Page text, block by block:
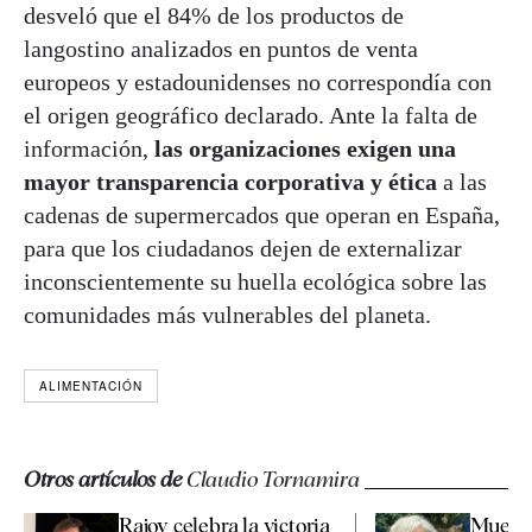
desveló que el 84% de los productos de
langostino analizados en puntos de venta
europeos y estadounidenses no correspondía con
el origen geográfico declarado. Ante la falta de
información, las organizaciones exigen una
mayor transparencia corporativa y ética a las
cadenas de supermercados que operan en España,
para que los ciudadanos dejen de externalizar
inconscientemente su huella ecológica sobre las
comunidades más vulnerables del planeta.
ALIMENTACIÓN
Otros artículos deClaudio Tornamira
Rajoy celebra la victoria
Muere